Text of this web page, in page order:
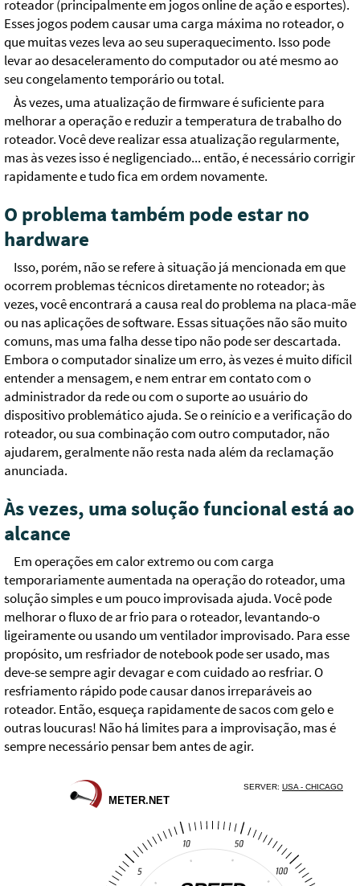
roteador (principalmente em jogos online de ação e esportes).
Esses jogos podem causar uma carga máxima no roteador, o
que muitas vezes leva ao seu superaquecimento. Isso pode
levar ao desaceleramento do computador ou até mesmo ao
seu congelamento temporário ou total.
Às vezes, uma atualização de firmware é suficiente para
melhorar a operação e reduzir a temperatura de trabalho do
roteador. Você deve realizar essa atualização regularmente,
mas às vezes isso é negligenciado... então, é necessário corrigir
rapidamente e tudo fica em ordem novamente.
O problema também pode estar no
hardware
Isso, porém, não se refere à situação já mencionada em que
ocorrem problemas técnicos diretamente no roteador; às
vezes, você encontrará a causa real do problema na placa-mãe
ou nas aplicações de software. Essas situações não são muito
comuns, mas uma falha desse tipo não pode ser descartada.
Embora o computador sinalize um erro, às vezes é muito difícil
entender a mensagem, e nem entrar em contato com o
administrador da rede ou com o suporte ao usuário do
dispositivo problemático ajuda. Se o reinício e a verificação do
roteador, ou sua combinação com outro computador, não
ajudarem, geralmente não resta nada além da reclamação
anunciada.
Às vezes, uma solução funcional está ao
alcance
Em operações em calor extremo ou com carga
temporariamente aumentada na operação do roteador, uma
solução simples e um pouco improvisada ajuda. Você pode
melhorar o fluxo de ar frio para o roteador, levantando-o
ligeiramente ou usando um ventilador improvisado. Para esse
propósito, um resfriador de notebook pode ser usado, mas
deve-se sempre agir devagar e com cuidado ao resfriar. O
resfriamento rápido pode causar danos irreparáveis ao
roteador. Então, esqueça rapidamente de sacos com gelo e
outras loucuras! Não há limites para a improvisação, mas é
sempre necessário pensar bem antes de agir.